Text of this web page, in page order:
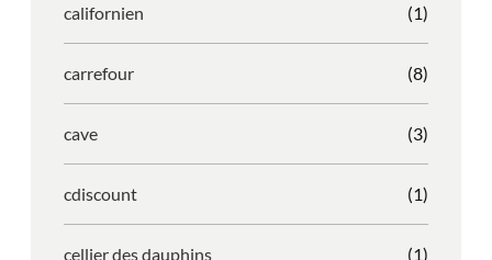
californien (1)
carrefour (8)
cave (3)
cdiscount (1)
cellier des dauphins (1)